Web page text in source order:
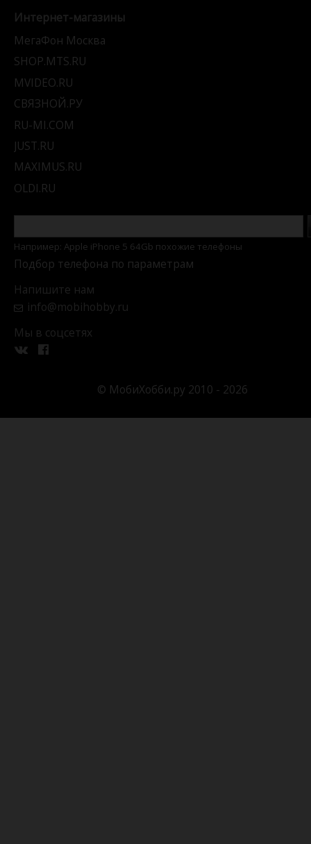
Интернет-магазины
МегаФон Москва
SHOP.MTS.RU
MVIDEO.RU
СВЯЗНОЙ.РУ
RU-MI.COM
JUST.RU
MAXIMUS.RU
OLDI.RU
Например: Apple iPhone 5 64Gb похожие телефоны
Подбор телефона по параметрам
Напишите нам
info@mobihobby.ru
Мы в соцсетях
© МобиХобби.ру 2010 - 2026